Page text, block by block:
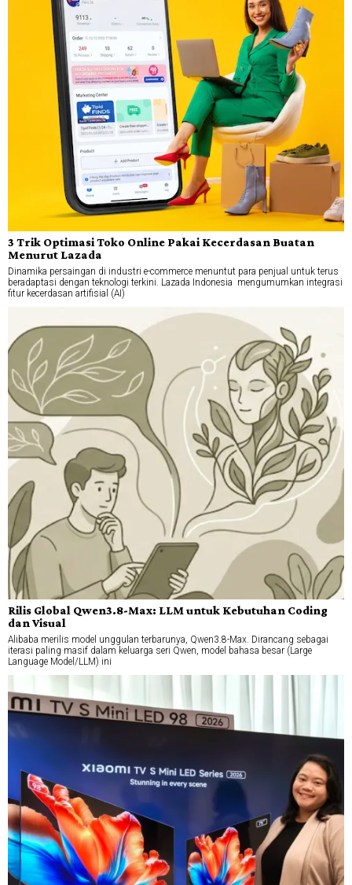
3 Trik Optimasi Toko Online Pakai Kecerdasan Buatan
Menurut Lazada
Dinamika persaingan di industri e-commerce menuntut para penjual untuk terus
beradaptasi dengan teknologi terkini. Lazada Indonesia mengumumkan integrasi
fitur kecerdasan artifisial (AI)
Rilis Global Qwen3.8-Max: LLM untuk Kebutuhan Coding
dan Visual
Alibaba merilis model unggulan terbarunya, Qwen3.8-Max. Dirancang sebagai
iterasi paling masif dalam keluarga seri Qwen, model bahasa besar (Large
Language Model/LLM) ini